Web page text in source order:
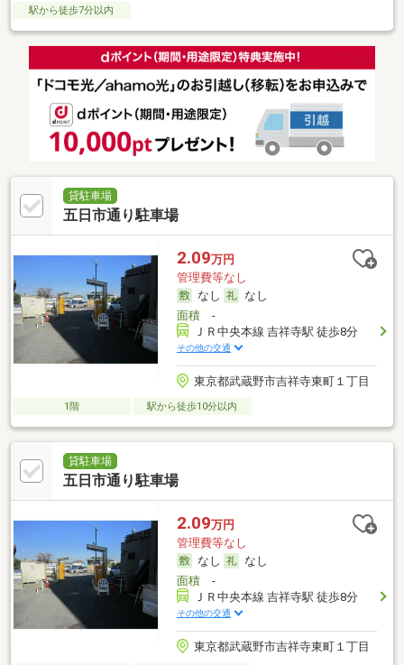
駅から徒歩7分以内
貸駐車場
五日市通り駐車場
2.09万円
管理費等なし
なし
なし
面積-
ＪＲ中央本線 吉祥寺駅 徒歩8分
その他の交通
東京都武蔵野市吉祥寺東町１丁目
1階 駅から徒歩10分以内
貸駐車場
五日市通り駐車場
2.09万円
管理費等なし
なし
なし
面積-
ＪＲ中央本線 吉祥寺駅 徒歩8分
その他の交通
東京都武蔵野市吉祥寺東町１丁目